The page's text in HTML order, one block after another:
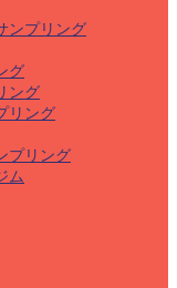
ンプリング
グ
ング
リング
プリング
ム